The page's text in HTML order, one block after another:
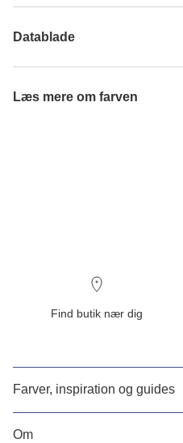
Datablade
Læs mere om farven
Find butik nær dig
Farver, inspiration og guides
Om